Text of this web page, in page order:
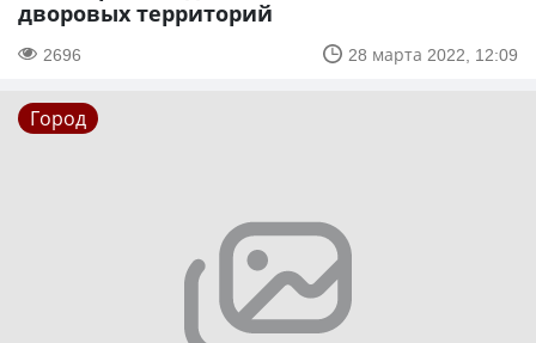
дворовых территорий
2696 28 марта 2022, 12:09
Город